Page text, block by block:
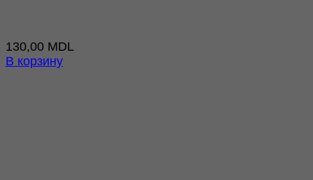
130,00 MDL
В корзину